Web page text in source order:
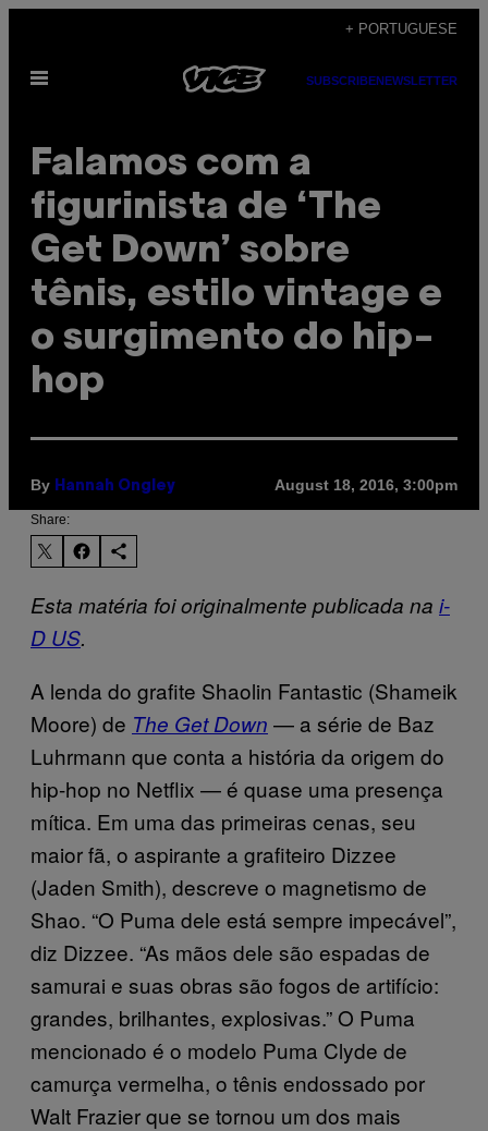
content
+ PORTUGUESE
Open
SUBSCRIBENEWSLETTER
Falamos com a
figurinista de ‘The
Get Down’ sobre
tênis, estilo vintage e
o surgimento do hip-
hop
By Hannah Ongley August 18, 2016, 3:00pm
Share:
Esta matéria foi originalmente publicada na i-
D US.
A lenda do grafite Shaolin Fantastic (Shameik
Moore) de The Get Down — a série de Baz
Luhrmann que conta a história da origem do
hip-hop no Netflix — é quase uma presença
mítica. Em uma das primeiras cenas, seu
maior fã, o aspirante a grafiteiro Dizzee
(Jaden Smith), descreve o magnetismo de
Shao. “O Puma dele está sempre impecável”,
diz Dizzee. “As mãos dele são espadas de
samurai e suas obras são fogos de artifício:
grandes, brilhantes, explosivas.” O Puma
mencionado é o modelo Puma Clyde de
camurça vermelha, o tênis endossado por
Walt Frazier que se tornou um dos mais